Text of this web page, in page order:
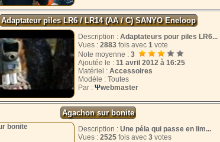
Adaptateur piles LR6 / LR14 (AA / C) SANYO Eneloop
Description : Adaptateurs pour piles LR6...
Vues : 2883 fois avec 1 vote
Note moyenne : 3
Ajoutée le : 11 avril 2012 à 16:25
Matériel : Accessoires
Modéle : Toutes
Par : Ψwebmaster
Agachon sur bonite
Description : Une péla qui passe en lim...
Vues : 2525 fois avec 3 votes